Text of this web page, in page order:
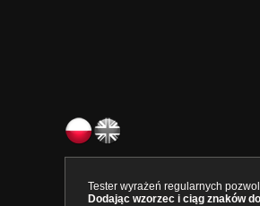
Tester wyrażeń regularnych
Dodając wzorzec i ciąg znaków